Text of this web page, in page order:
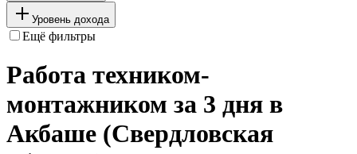
Уровень дохода
Ещё фильтры
Работа техником-
монтажником за 3 дня в
Акбаше (Свердловская